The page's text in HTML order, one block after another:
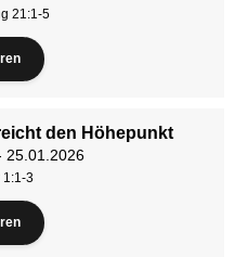
21:1-5
den Höhepunkt
1:1-3